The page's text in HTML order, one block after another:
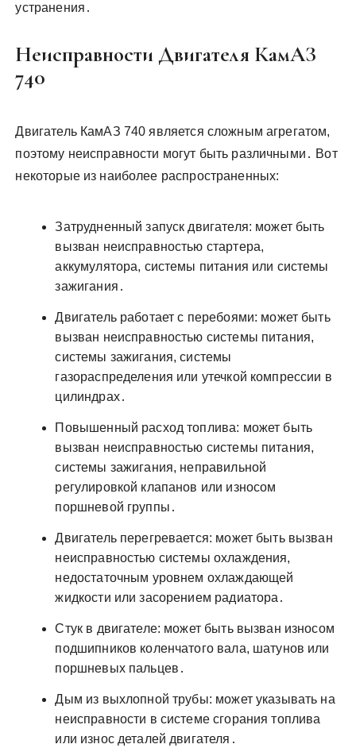
устранения․
Неисправности Двигателя КамАЗ
740
Двигатель КамАЗ 740 является сложным агрегатом,
поэтому неисправности могут быть различными․ Вот
некоторые из наиболее распространенных:
Затрудненный запуск двигателя: может быть
вызван неисправностью стартера,
аккумулятора, системы питания или системы
зажигания․
Двигатель работает с перебоями: может быть
вызван неисправностью системы питания,
системы зажигания, системы
газораспределения или утечкой компрессии в
цилиндрах․
Повышенный расход топлива: может быть
вызван неисправностью системы питания,
системы зажигания, неправильной
регулировкой клапанов или износом
поршневой группы․
Двигатель перегревается: может быть вызван
неисправностью системы охлаждения,
недостаточным уровнем охлаждающей
жидкости или засорением радиатора․
Стук в двигателе: может быть вызван износом
подшипников коленчатого вала, шатунов или
поршневых пальцев․
Дым из выхлопной трубы: может указывать на
неисправности в системе сгорания топлива
или износ деталей двигателя․